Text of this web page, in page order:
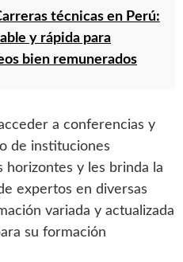
técnicas en Perú:
y rápida para
bien remunerados
a conferencias y
de instituciones
horizontes y les brinda la
expertos en diversas
variada y actualizada
su formación